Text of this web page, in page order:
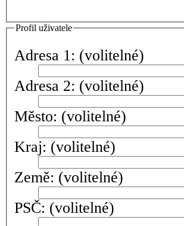
Profil uživatele
Adresa 1: (volitelné)
Adresa 2: (volitelné)
Město: (volitelné)
Kraj: (volitelné)
Země: (volitelné)
PSČ: (volitelné)